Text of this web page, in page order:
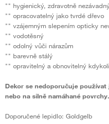
"" hygienický, zdravotně
"" opracovatelný jako tvrdé dřevo
"" vzájemným slepením opticky
"" vodotěsný
"" odolný vůči nárazům
"" barevně stálý
"" opravitelný a obnovitelný
Dekor se nedoporučuje
nebo na silně namáhané povrchy.
Doporučené lepidlo: Goldgelb